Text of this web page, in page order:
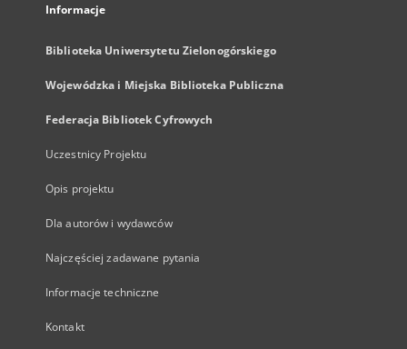
Informacje
Biblioteka Uniwersytetu Zielonogórskiego
Wojewódzka i Miejska Biblioteka Publiczna
Federacja Bibliotek Cyfrowych
Uczestnicy Projektu
Opis projektu
Dla autorów i wydawców
Najczęściej zadawane pytania
Informacje techniczne
Kontakt